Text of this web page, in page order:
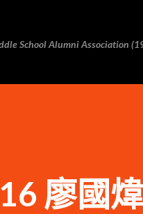
School Alumni Association
廖國